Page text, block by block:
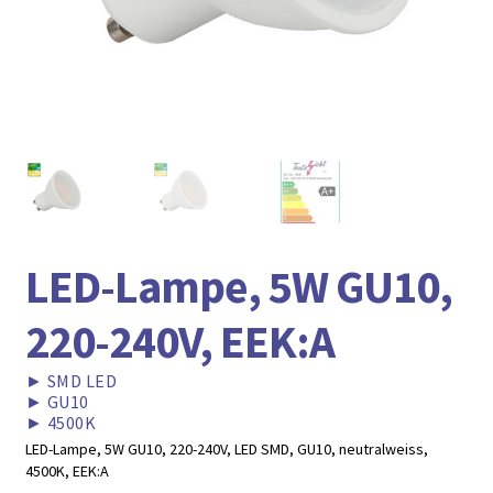
► ZAHLARTEN
► VERSANDARTEN
LED-Lampe, 5W GU10,
220-240V, EEK:A
► SMD LED
► GU10
► 4500K
LED-Lampe, 5W GU10, 220-240V, LED SMD, GU10, neutralweiss,
4500K, EEK:A